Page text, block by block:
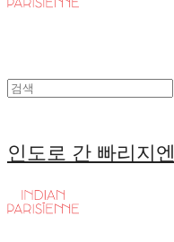
인도로 간 빠리지엔